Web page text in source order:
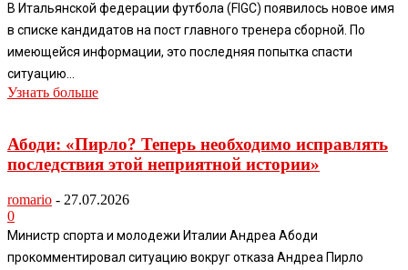
В Итальянской федерации футбола (FIGC) появилось новое имя
в списке кандидатов на пост главного тренера сборной. По
имеющейся информации, это последняя попытка спасти
ситуацию...
Узнать больше
Абоди: «Пирло? Теперь необходимо исправлять
последствия этой неприятной истории»
romario - 27.07.2026
0
Министр спорта и молодежи Италии Андреа Абоди
прокомментировал ситуацию вокруг отказа Андреа Пирло